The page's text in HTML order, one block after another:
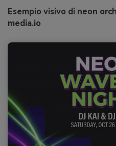
Esempio visivo di neon
media.io